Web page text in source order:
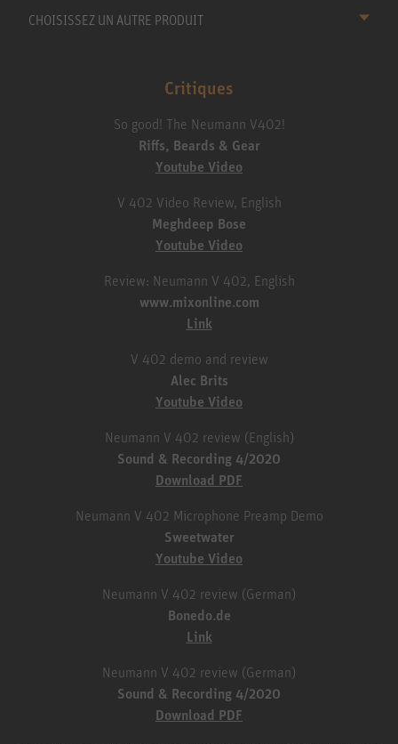
CHOISISSEZ UN AUTRE PRODUIT
Critiques
So good! The Neumann V402!
Riffs, Beards & Gear
Youtube Video
V 402 Video Review, English
Meghdeep Bose
Youtube Video
Review: Neumann V 402, English
www.mixonline.com
Link
V 402 demo and review
Alec Brits
Youtube Video
Neumann V 402 review (English)
Sound & Recording 4/2020
Download PDF
Neumann V 402 Microphone Preamp Demo
Sweetwater
Youtube Video
Neumann V 402 review (German)
Bonedo.de
Link
Neumann V 402 review (German)
Sound & Recording 4/2020
Download PDF